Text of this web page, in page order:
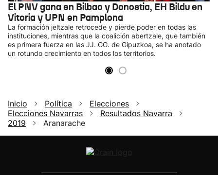
El PNV gana en Bilbao y Donostia, EH Bildu en
Vitoria y UPN en Pamplona
La formación jeltzale retrocede y pierde poder en todas las
instituciones, mientras que la coalición abertzale, que también
es primera fuerza en las JJ. GG. de Gipuzkoa, se ha anotado
un rotundo crecimiento en todos los territorios.
Inicio Política
Elecciones
Elecciones Navarras
Resultados Navarra
2019
Aranarache